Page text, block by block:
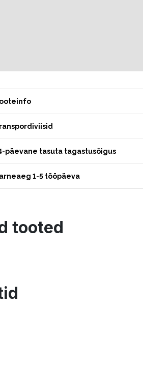
päevane tasuta tagastusõigus
1-5 tööpäeva
tooted